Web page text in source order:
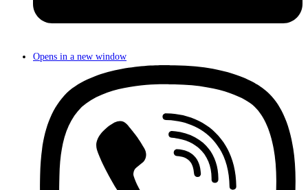
Opens in a new window